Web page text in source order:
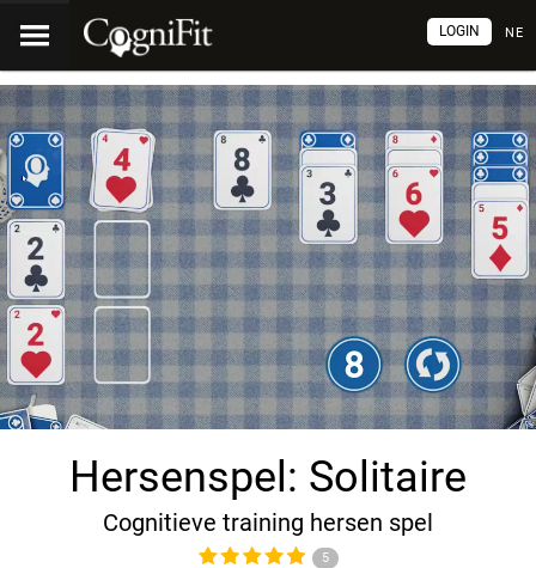
NE
LOGIN
Hersenspel: Solitaire
Cognitieve training hersen spel
5